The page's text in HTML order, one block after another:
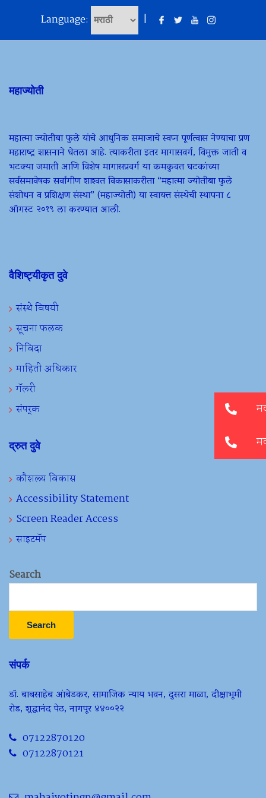
Language: |
महाज्योती
महात्मा ज्योतीबा फुले यांचे आधुनिक समाजाचे स्वप्न पूर्णत्वास नेण्याचा प्रण
महाराष्ट्र शासनाने घेतला आहे. त्याकरीता इतर मागासवर्ग, विमुक्त जाती व
भटक्या जमाती आणि विशेष मागासप्रवर्ग या कमकुवत घटकांच्या
सर्वसमावेषक सर्वांगीण शाश्वत विकासाकरीता “महात्मा ज्योतीबा फुले
संशोधन व प्रशिक्षण संस्था” (महाज्योती) या स्वायत्त संस्थेची स्थापना ८
ऑगस्ट २०१९ ला करण्यात आली.
वैशिष्ट्यीकृत दुवे
संस्थे विषयी
सूचना फलक
निविदा
माहिती अधिकार
गॅलरी
संपर्क
द्रुत दुवे
कौशल्य विकास
Accessibility Statement
Screen Reader Access
साइटमॅप
Search
Search
संपर्क
डॉ. बाबसाहेब आंबेडकर, सामाजिक न्याय भवन, दुसरा माळा, दीक्षाभूमी
रोड, श्रद्धानंद पेठ, नागपूर ४४००२२
07122870120
07122870121